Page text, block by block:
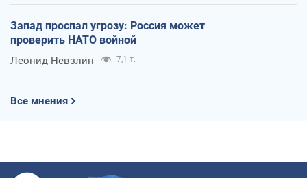
Запад проспал угрозу: Россия может
проверить НАТО войной
Леонид Невзлин 7,1 т.
Все мнения